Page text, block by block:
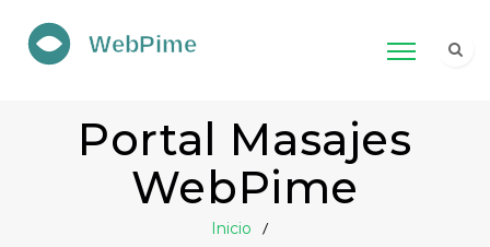
Portal Masajes
WebPime
Inicio